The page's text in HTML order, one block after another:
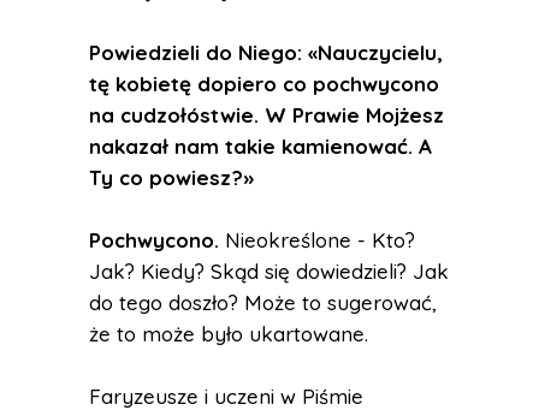
Powiedzieli do Niego: «Nauczycielu,
tę kobietę dopiero co pochwycono
na cudzołóstwie. W Prawie Mojżesz
nakazał nam takie kamienować. A
Ty co powiesz?»
Pochwycono. Nieokreślone - Kto?
Jak? Kiedy? Skąd się dowiedzieli? Jak
do tego doszło? Może to sugerować,
że to może było ukartowane.
Faryzeusze i uczeni w Piśmie